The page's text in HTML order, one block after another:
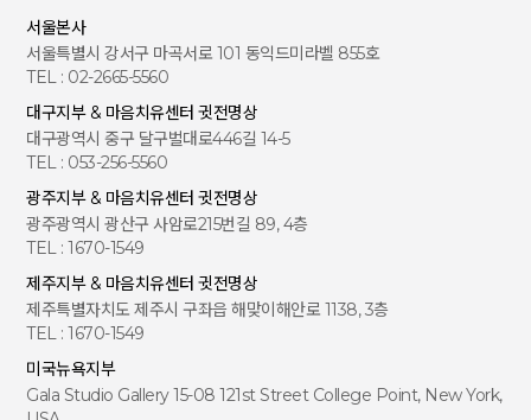
서울본사
서울특별시 강서구 마곡서로 101 동익드미라벨 855호
TEL : 02-2665-5560
대구지부 & 마음치유센터 귓전명상
대구광역시 중구 달구벌대로446길 14-5
TEL : 053-256-5560
광주지부 & 마음치유센터 귓전명상
광주광역시 광산구 사암로215번길 89, 4층
TEL : 1670-1549
제주지부 & 마음치유센터 귓전명상
제주특별자치도 제주시 구좌읍 해맞이해안로 1138, 3층
TEL : 1670-1549
미국뉴욕지부
Gala Studio Gallery 15-08 121st Street College Point, New York,